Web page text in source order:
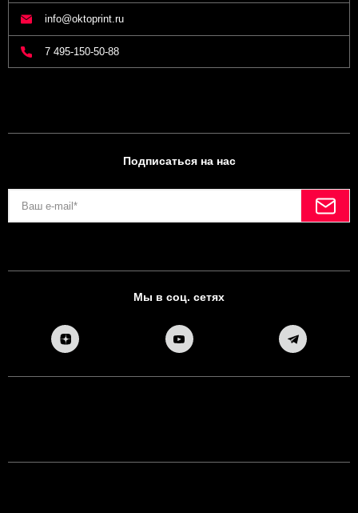
info@oktoprint.ru
7 495-150-50-88
Подписаться на нас
Мы в соц. сетях